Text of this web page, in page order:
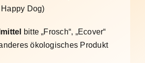
Dog)
bitte „Frosch“, „Ecover“
ökologisches Produkt